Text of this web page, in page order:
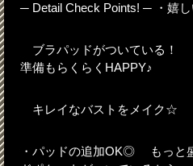
─ Detail Check Points! ─ ・嬉
ブラパッドがついている！
準備もらくらくHAPPY♪
キレイなバストをメイク☆
・パッドの追加OK◎ もっと